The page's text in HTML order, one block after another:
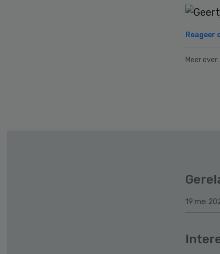
Reageer
Meer over:
19 mei